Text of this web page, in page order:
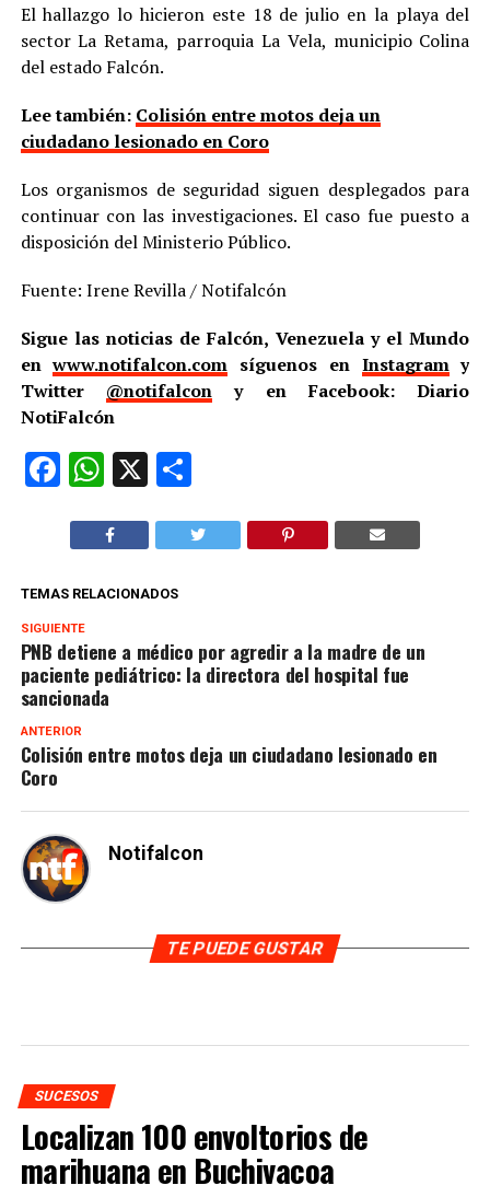
El hallazgo lo hicieron este 18 de julio en la playa del
sector La Retama, parroquia La Vela, municipio Colina
del estado Falcón.
Lee también: Colisión entre motos deja un
ciudadano lesionado en Coro
Los organismos de seguridad siguen desplegados para
continuar con las investigaciones. El caso fue puesto a
disposición del Ministerio Público.
Fuente: Irene Revilla / Notifalcón
Sigue las noticias de Falcón, Venezuela y el Mundo
enwww.notifalcon.com síguenos en Instagramy
Twitter @notifalcon y en Facebook: Diario
NotiFalcón
Facebook
WhatsApp
X Compartir
TEMAS RELACIONADOS
SIGUIENTE
PNB detiene a médico por agredir a la madre de un
paciente pediátrico: la directora del hospital fue
sancionada
ANTERIOR
Colisión entre motos deja un ciudadano lesionado en
Coro
Notifalcon
TE PUEDE GUSTAR
SUCESOS
Localizan 100 envoltorios de
marihuana en Buchivacoa